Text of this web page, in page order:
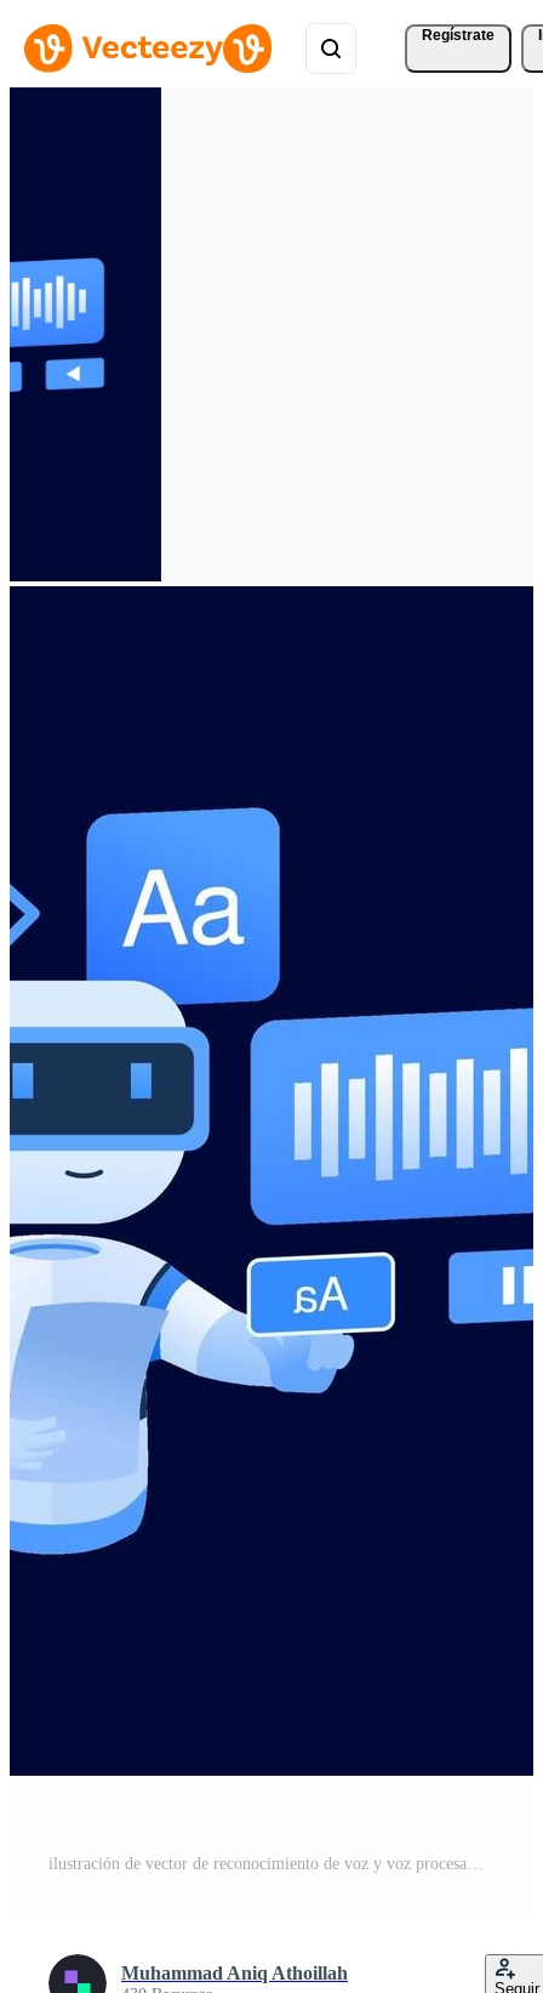
Regístrate
ilustración de vector de reconocimiento de voz y voz procesamiento de lenguaje de inteligencia artificial por concepto de diseño plano de computadora Pro Vector y Pro SVG
Muhammad Aniq Athoillah
Seguir